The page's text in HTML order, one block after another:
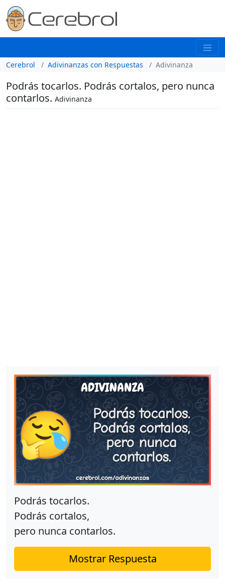
Cerebrol Adivinanzas con Respuestas Adivinanza
Podrás tocarlos. Podrás cortalos, pero nunca
contarlos. Adivinanza
Podrás tocarlos.
Podrás cortalos,
pero nunca contarlos.
Mostrar Respuesta